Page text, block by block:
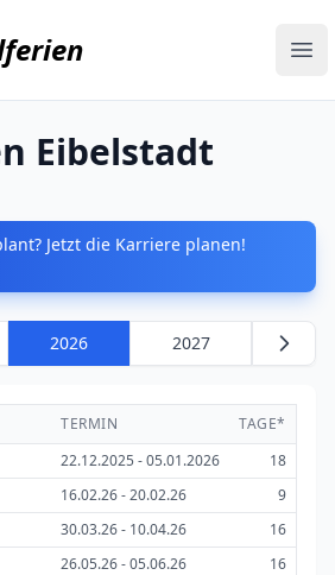
Eibelstadt
Jetzt die Karriere planen!
2026 2027
TERMIN
TAGE*
22.12.2025 - 05.01.2026
18
16.02.26 - 20.02.26
9
30.03.26 - 10.04.26
16
26.05.26 - 05.06.26
16